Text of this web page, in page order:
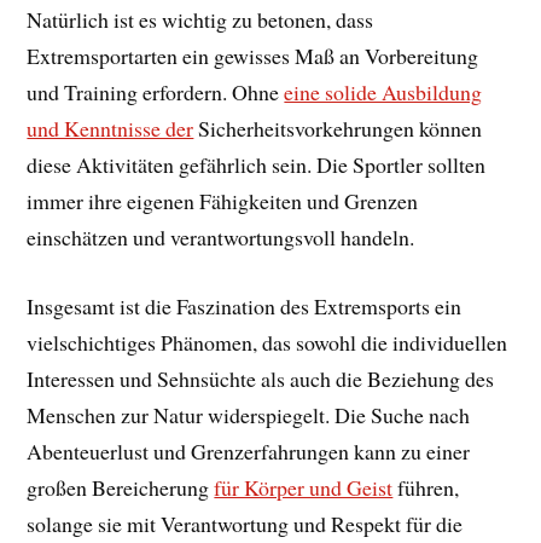
Natürlich ist es wichtig zu betonen, dass
Extremsportarten ein gewisses Maß an Vorbereitung
und Training erfordern. Ohneeine solide Ausbildung
und Kenntnisse derSicherheitsvorkehrungen können
diese Aktivitäten gefährlich sein. Die Sportler sollten
immer ihre eigenen Fähigkeiten und Grenzen
einschätzen und verantwortungsvoll handeln.
Insgesamt ist die Faszination des Extremsports ein
vielschichtiges Phänomen, das sowohl die individuellen
Interessen und Sehnsüchte als auch die Beziehung des
Menschen zur Natur widerspiegelt. Die Suche nach
Abenteuerlust und Grenzerfahrungen kann zu einer
großen Bereicherungfür Körper und Geistführen,
solange sie mit Verantwortung und Respekt für die